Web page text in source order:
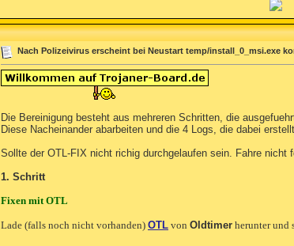
Nach Polizeivirus erscheint bei Neustart temp/install_0_msi.exe
Die Bereinigung besteht aus mehreren Schritten, die
Diese Nacheinander abarbeiten und die 4 Logs, die dabei
Sollte der OTL-FIX nicht richig durchgelaufen sein. Fahre nicht
1. Schritt
Fixen mit OTL
Lade (falls noch nicht vorhanden) OTL von Oldtimer herunter und